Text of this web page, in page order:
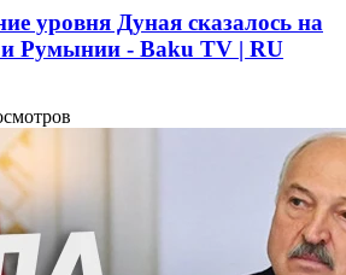
уровня Дуная сказалось на
Румынии - Baku TV | RU